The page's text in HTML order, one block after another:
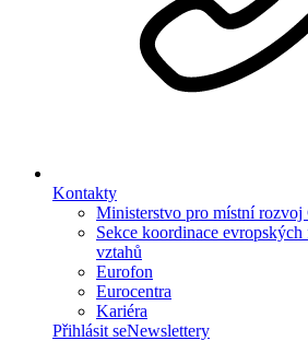
Kontakty
Ministerstvo pro místní rozvoj
Sekce koordinace
vztahů
Eurofon
Eurocentra
Kariéra
Přihlásit seNewslettery